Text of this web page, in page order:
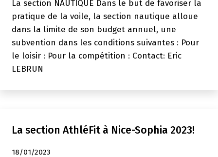
La section NAUTIQUE Dans le but de favoriser la
pratique de la voile, la section nautique alloue
dans la limite de son budget annuel, une
subvention dans les conditions suivantes : Pour
le loisir : Pour la compétition : Contact: Eric
LEBRUN
La section AthléFit à Nice-Sophia 2023!
18/01/2023